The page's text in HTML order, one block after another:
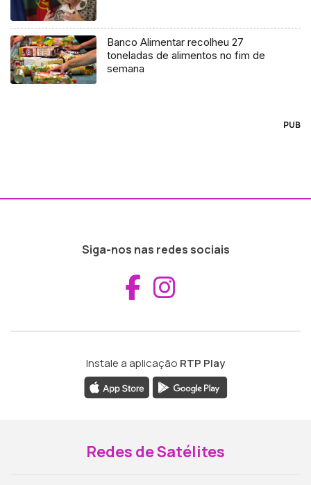
Banco Alimentar recolheu 27
toneladas de alimentos no fim de
semana
PUB
Siga-nos nas redes sociais
Aceder ao
Instale a aplicação RTP Play
Redes de Satélites